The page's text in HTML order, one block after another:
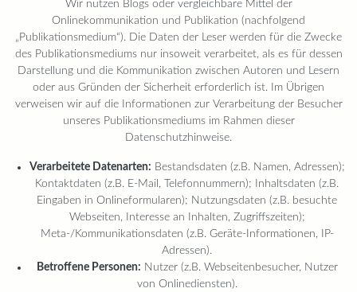
Wir nutzen Blogs oder vergleichbare Mittel der
Onlinekommunikation und Publikation (nachfolgend
„Publikationsmedium“). Die Daten der Leser werden für die Zwecke
des Publikationsmediums nur insoweit verarbeitet, als es für dessen
Darstellung und die Kommunikation zwischen Autoren und Lesern
oder aus Gründen der Sicherheit erforderlich ist. Im Übrigen
verweisen wir auf die Informationen zur Verarbeitung der Besucher
unseres Publikationsmediums im Rahmen dieser
Datenschutzhinweise.
Verarbeitete Datenarten: Bestandsdaten (z.B. Namen, Adressen);
Kontaktdaten (z.B. E-Mail, Telefonnummern); Inhaltsdaten (z.B.
Eingaben in Onlineformularen); Nutzungsdaten (z.B. besuchte
Webseiten, Interesse an Inhalten, Zugriffszeiten);
Meta-/Kommunikationsdaten (z.B. Geräte-Informationen, IP-
Adressen).
Betroffene Personen: Nutzer (z.B. Webseitenbesucher, Nutzer
von Onlinediensten).